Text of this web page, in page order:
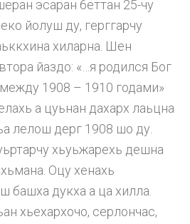
эсаран беттан 25-чу
йолуш ду, герггарчу
хиларна. Шен
йаздо: «…я родился Бог
1908 – 1910 годами»
а цуьнан дахарх лаьцна
лелош дерг 1908 шо ду.
хьуьжарехь дешна
Оцу хенахь
башха дукха а ца хилла.
хьехархочо, серлончас,